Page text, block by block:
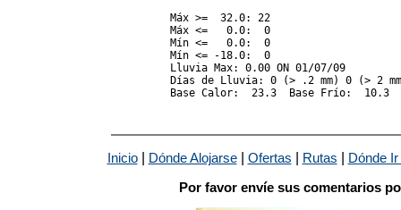
Máx >=  32.0: 22
Máx <=   0.0:  0
Mín <=   0.0:  0
Mín <= -18.0:  0
Lluvia Max: 0.00 ON 01/07/09
Días de Lluvia: 0 (> .2 mm) 0 (> 2
Inicio| Dónde Alojarse| Ofertas Rutas Dónde
Por favor envíe sus comentarios